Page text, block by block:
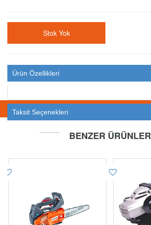
Stok Yok
Ürün Özellikleri
Taksit Seçenekleri
BENZER ÜRÜNLER